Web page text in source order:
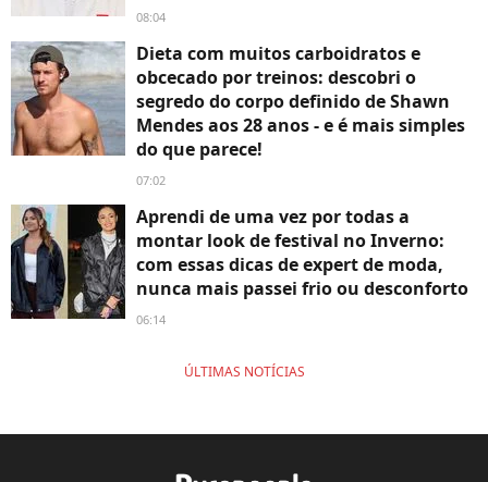
08:04
Dieta com muitos carboidratos e
obcecado por treinos: descobri o
segredo do corpo definido de Shawn
Mendes aos 28 anos - e é mais simples
do que parece!
07:02
Aprendi de uma vez por todas a
montar look de festival no Inverno:
com essas dicas de expert de moda,
nunca mais passei frio ou desconforto
06:14
ÚLTIMAS NOTÍCIAS